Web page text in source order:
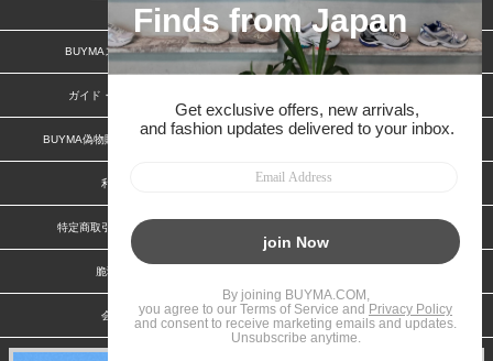
BUYMAスタートガイド 安心への取り組み
ガイド・お問い合わせ
BUYMA偽物販売防止の取り組み BUYMA CARD
利用規約
特定商取引法に関する表記
脆弱性報告
会社案内 スタッフ募集